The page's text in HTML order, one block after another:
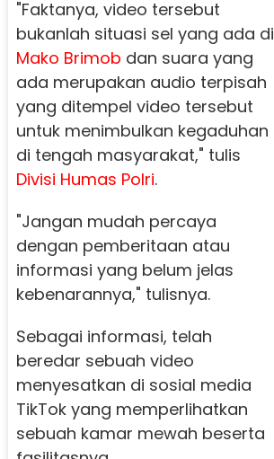
"Faktanya, video tersebut
bukanlah situasi sel yang ada di
Mako Brimob dan suara yang
ada merupakan audio terpisah
yang ditempel video tersebut
untuk menimbulkan kegaduhan
di tengah masyarakat," tulis
Divisi Humas Polri.
"Jangan mudah percaya
dengan pemberitaan atau
informasi yang belum jelas
kebenarannya," tulisnya.
Sebagai informasi, telah
beredar sebuah video
menyesatkan di sosial media
TikTok yang memperlihatkan
sebuah kamar mewah beserta